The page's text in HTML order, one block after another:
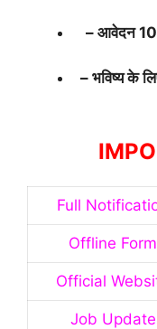
– आवेदन
– भविष्य के
Full
Offline Form
Official
Job Update